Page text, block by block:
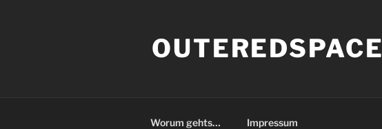
OUTEREDSPACE
Worum gehts… Impressum